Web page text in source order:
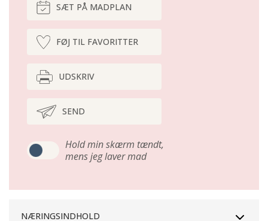
SÆT PÅ MADPLAN
FØJ TIL FAVORITTER
UDSKRIV
SEND
Hold min skærm tændt,
mens jeg laver mad
NÆRINGSINDHOLD